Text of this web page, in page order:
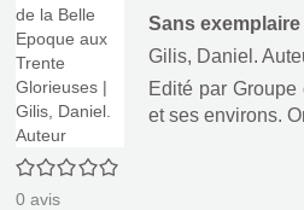
0/5
0 avis
Sans exemplaire
Gilis, Daniel.
Edité par Groupe
et ses environs.